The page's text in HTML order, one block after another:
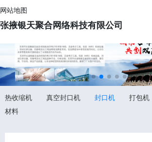
网站地图
张掖银天聚合网络科技有限公司
热收缩机 真空封口机 封口机 打包机
材料